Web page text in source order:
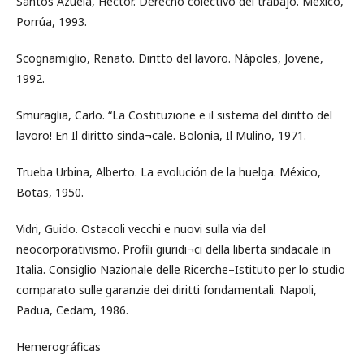
Porrúa, 1993.
Scognamiglio, Renato. Diritto del lavoro. Nápoles, Jovene,
1992.
Smuraglia, Carlo. “La Costituzione e il sistema del diritto del
lavoro! En Il diritto sinda¬cale. Bolonia, Il Mulino, 1971.
Trueba Urbina, Alberto. La evolución de la huelga. México,
Botas, 1950.
Vidri, Guido. Ostacoli vecchi e nuovi sulla via del
neocorporativismo. Profili giuridi¬ci della liberta sindacale in
Italia. Consiglio Nazionale delle Ricerche–Istituto per lo studio
comparato sulle garanzie dei diritti fondamentali. Napoli,
Padua, Cedam, 1986.
Hemerográficas